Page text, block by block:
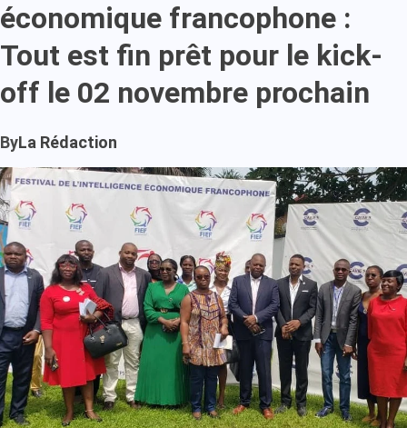
économique francophone :
Tout est fin prêt pour le kick-
off le 02 novembre prochain
ByLa Rédaction